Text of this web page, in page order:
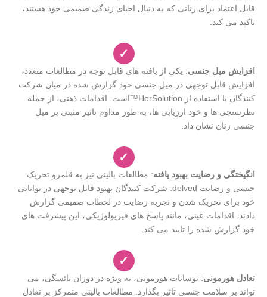
قابل اعتماد برای زنانی که به دنبال احیای زندگی صمیمی خود هستند،
تاکید می کند.
✓
افزایش میل جنسی: یکی از یافته های قابل توجه در مطالعات متعدد،
افزایش قابل توجهی در میل جنسی خود گزارش شده در میان شرکت
کنندگان با استفاده از HerSolution™است. اقدامات ذهنی، از جمله
نظرسنجی ها و خود ارزیابی ها، به طور مداوم تاثیر مثبتی بر میل
جنسی زنان نشان داد.
✓
انگیختگی و رضایت بهبود یافته: مطالعات بالینی نیز به قلمرو تحریک
جنسی و رضایت delved. شرکت کنندگان بهبود قابل توجهی در توانایی
خود برای تحریک شدن و تجربه رضایت در لحظات صمیمی گزارش
دادند. اقدامات عینی، مانند پاسخ های فیزیولوژیکی، این پیشرفت های
خود گزارش شده را تایید می کند.
✓
تعادل هورمونی: نوسانات هورمونی، به ویژه در دوران یائسگی، می
تواند بر سلامت جنسی تاثیر بگذارد. مطالعات بالینی متمرکز بر تعادل